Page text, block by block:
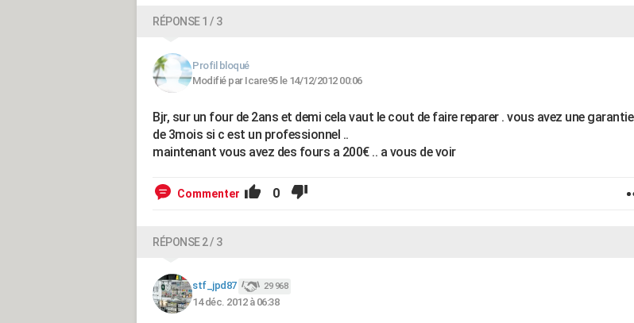
RÉPONSE 1 / 3
Profil bloqué
Modifié par Icare95 le 14/12/2012 00:06
Bjr, sur un four de 2ans et demi cela vaut le cout de faire reparer . vous avez une garantie
de 3mois si c est un professionnel ..
maintenant vous avez des fours a 200€ .. a vous de voir
Commenter 0
RÉPONSE 2 / 3
stf_jpd87 29 968
14 déc. 2012 à 06:38